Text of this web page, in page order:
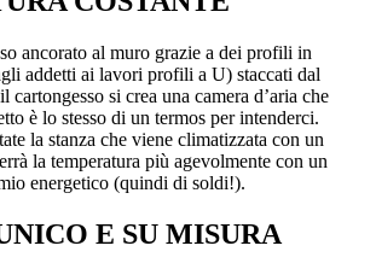
ancorato al muro grazie a dei profili in
addetti ai lavori profili a U) staccati dal
si crea una camera d’aria che
è lo stesso di un termos per intenderci.
la stanza che viene climatizzata con un
la temperatura più agevolmente con un
energetico (quindi di soldi!).
E SU MISURA